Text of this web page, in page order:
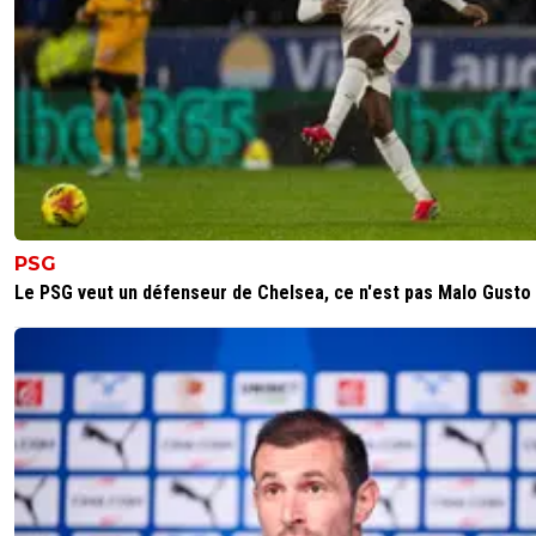
PSG
Le PSG veut un défenseur de Chelsea, ce n'est pas Malo Gusto